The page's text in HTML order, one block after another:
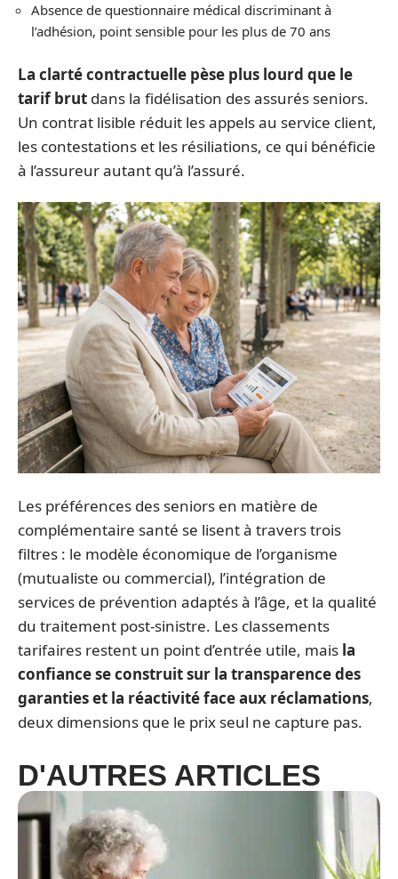
Absence de questionnaire médical discriminant à
l’adhésion, point sensible pour les plus de 70 ans
La clarté contractuelle pèse plus lourd que le
tarif brut dans la fidélisation des assurés seniors.
Un contrat lisible réduit les appels au service client,
les contestations et les résiliations, ce qui bénéficie
à l’assureur autant qu’à l’assuré.
Les préférences des seniors en matière de
complémentaire santé se lisent à travers trois
filtres : le modèle économique de l’organisme
(mutualiste ou commercial), l’intégration de
services de prévention adaptés à l’âge, et la qualité
du traitement post-sinistre. Les classements
tarifaires restent un point d’entrée utile, mais la
confiance se construit sur la transparence des
garanties et la réactivité face aux réclamations,
deux dimensions que le prix seul ne capture pas.
D'AUTRES ARTICLES